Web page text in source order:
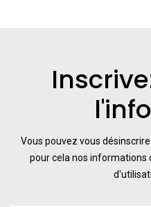
Vous pouvez vous
pour cela nos informations